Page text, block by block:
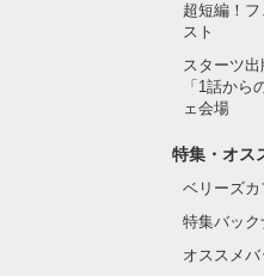
超短編！
スト
スターツ
「1話から
ェ会場
特集・オス
ベリーズ
特集バック
オススメ